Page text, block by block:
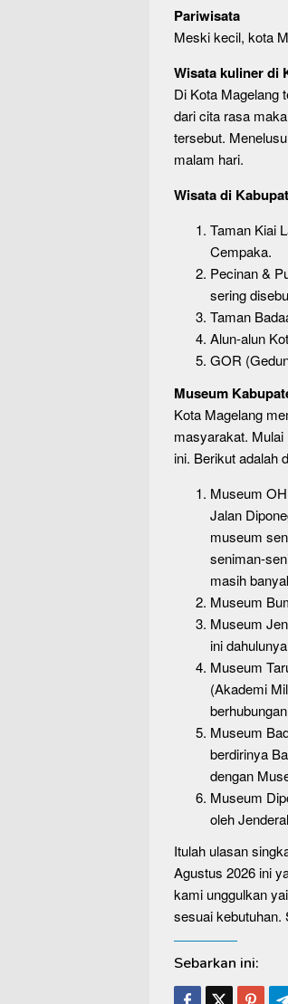
Pariwisata
Meski kecil, kota
Wisata kuliner di
Di Kota Magelang
dari cita rasa
tersebut.
malam hari.
Wisata di
Taman Kiai
Cempaka.
Pecinan &
sering
Taman
Alun-alun
GOR
Museum
Kota Magelang
masyarakat.
ini. Berikut adalah
Museum
Jalan
museum
seniman-
masih
Museum
Museum
ini
Museum
(Akademi
Museum
berdirinya
dengan
Museum
oleh
Itulah ulasan
Agustus 2026 ini
kami unggulkan
sesuai kebutuhan.
Sebarkan ini: